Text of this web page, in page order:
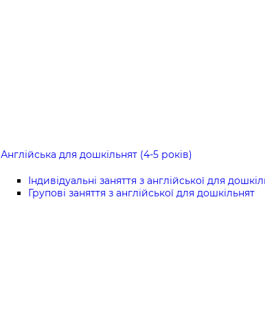
Англійська для дошкільнят (4-5 років)
Індивідуальні заняття з англійської для
Групові заняття з англійської для дошкільнят